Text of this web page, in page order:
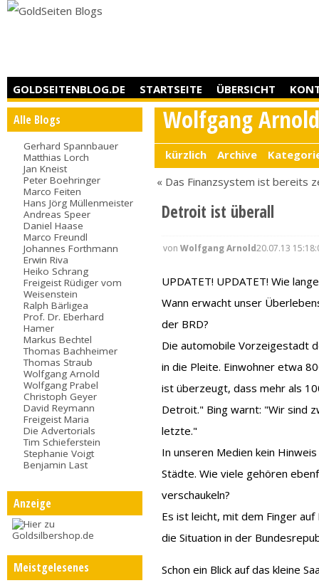
GOLDSEITENBLOG.DE STARTSEITE ÜBERSICHT
Alle Blogs
Gerhard Spannbauer
Matthias Lorch
Jan Kneist
Peter Boehringer
Marco Feiten
Hans Jörg Müllenmeister
Andreas Speer
Daniel Haase
Marco Freundl
Johannes Forthmann
Erwin Riva
Heiko Schrang
Freigeist Rüdiger vom
Weisenstein
Ralph Bärligea
Prof. Dr. Eberhard
Hamer
Markus Bechtel
Thomas Bachheimer
Thomas Straub
Wolfgang Arnold
Wolfgang Prabel
Christoph Geyer
David Reymann
Freigeist Maria
Die Advertorials
Tim Schieferstein
Stephanie Voigt
Benjamin Last
Anzeige
Meistgelesenes
Wolfgang
kürzlich Archive
« Das Finanzsystem ist bereits
Detroit ist überall
von Wolfgang Arnold20.07.13
UPDATET! UPDATET! Wie
Wann erwacht unser
der BRD?
Die automobile Vorzeigestadt
in die Pleite. Einwohner etwa
ist überzeugt, dass mehr als
Detroit." Bing warnt: "Wir sind
letzte."
In unseren Medien kein
Städte. Wie viele gehören
verschaukeln?
Es ist leicht, mit dem Finger
die Situation in der
Schon ein Blick auf das kleine